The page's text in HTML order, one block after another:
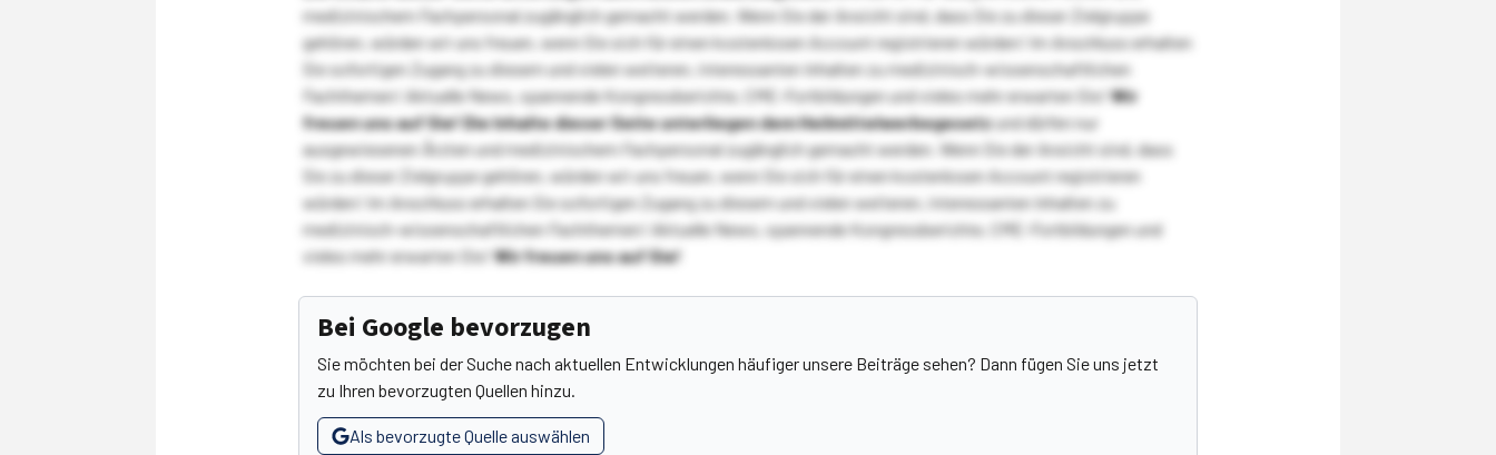
medizinischem Fachpersonal zugänglich gemacht werden. Wenn Sie der Ansicht sind, dass Sie zu dieser Zielgruppe
gehören, würden wir uns freuen, wenn Sie sich für einen kostenlosen Account registrieren würden! Im Anschluss erhalten
Sie sofortigen Zugang zu diesem und vielen weiteren, interessanten Inhalten zu medizinisch-wissenschaftlichen
Fachthemen! Aktuelle News, spannende Kongressberichte, CME-Fortbildungen und vieles mehr erwarten Sie!Wir
freuen uns auf Sie!Die Inhalte dieser Seite unterliegen dem Heilmittelwerbegesetzund dürfen nur
ausgewiesenen Ärzten und medizinischem Fachpersonal zugänglich gemacht werden. Wenn Sie der Ansicht sind, dass
Sie zu dieser Zielgruppe gehören, würden wir uns freuen, wenn Sie sich für einen kostenlosen Account registrieren
würden! Im Anschluss erhalten Sie sofortigen Zugang zu diesem und vielen weiteren, interessanten Inhalten zu
medizinisch-wissenschaftlichen Fachthemen! Aktuelle News, spannende Kongressberichte, CME-Fortbildungen und
vieles mehr erwarten Sie!Wir freuen uns auf Sie!
Bei Google bevorzugen
Sie möchten bei der Suche nach aktuellen Entwicklungen häufiger unsere Beiträge sehen? Dann fügen Sie uns jetzt
zu Ihren bevorzugten Quellen hinzu.
Als bevorzugte Quelle auswählen